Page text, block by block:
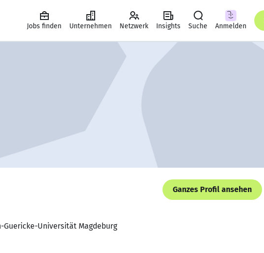
Jobs finden Unternehmen Netzwerk Insights Suche Anmelden
Ganzes Profil ansehen
Universität Magdeburg